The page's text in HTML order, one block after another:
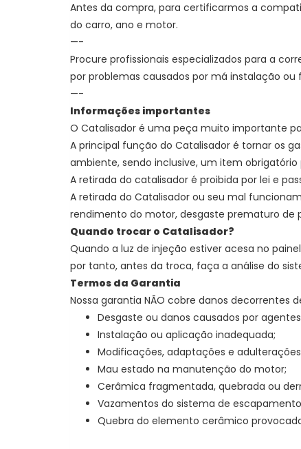
Antes da compra, para certificarmos a
do carro, ano e motor.
—-
Procure profissionais especializados para a
por problemas causados por má instalação
—-
Informações importantes
O Catalisador é uma peça muito importante
A principal função do Catalisador é tornar os
ambiente, sendo inclusive, um item obrigatório
A retirada do catalisador é proibida por lei e
A retirada do Catalisador ou seu mal
rendimento do motor, desgaste prematuro de
Quando trocar o Catalisador?
Quando a luz de injeção estiver acesa no
por tanto, antes da troca, faça a análise do
Termos da Garantia
Nossa garantia NÃO cobre danos decorrentes
Desgaste ou danos causados por
Instalação ou aplicação inadequada;
Modificações, adaptações e
Mau estado na manutenção do motor;
Cerâmica fragmentada, quebrada ou
Vazamentos do sistema de
Quebra do elemento cerâmico